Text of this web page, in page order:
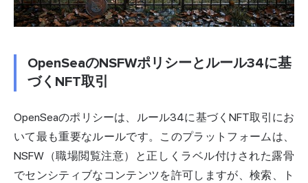
OpenSeaのNSFWポリシーとルール34に基
づくNFT取引
OpenSeaのポリシーは、ルール34に基づくNFT取引にお
いて最も重要なルールです。このプラットフォームは、
NSFW（職場閲覧注意）と正しくラベル付けされた露骨
でセンシティブなコンテンツを許可しますが、検索、ト